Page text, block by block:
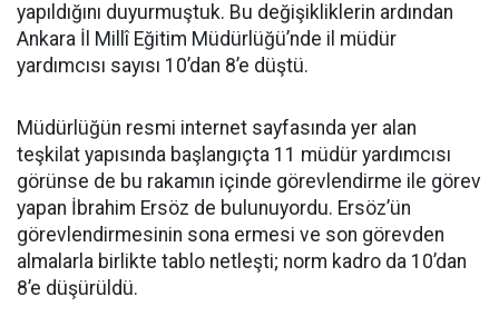
yapıldığını duyurmuştuk. Bu değişikliklerin ardından
Ankara İl Millî Eğitim Müdürlüğü’nde il müdür
yardımcısı sayısı 10’dan 8’e düştü.
Müdürlüğün resmi internet sayfasında yer alan
teşkilat yapısında başlangıçta 11 müdür yardımcısı
görünse de bu rakamın içinde görevlendirme ile görev
yapan İbrahim Ersöz de bulunuyordu. Ersöz’ün
görevlendirmesinin sona ermesi ve son görevden
almalarla birlikte tablo netleşti; norm kadro da 10’dan
8’e düşürüldü.